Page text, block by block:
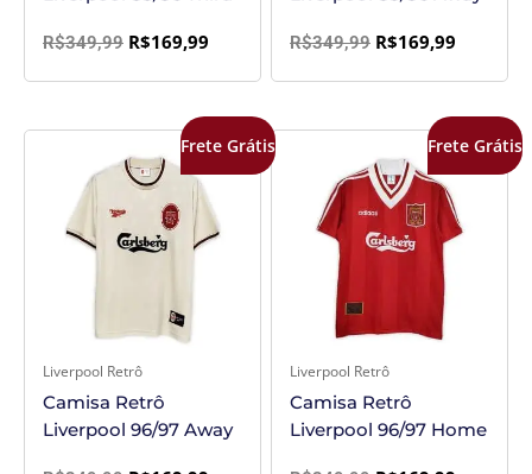
R$349,99 R$169,99 R$349,99 R$169,99
Frete Grátis
Liverpool Retrô
Camisa Retrô
Liverpool 96/97 Away
preço
original
era:
R$349,99.
O
é:
R$169,99.
Frete Grátis
Liverpool Retrô
Camisa Retrô
Liverpool 96/97 Home
preço
original
era:
R$349,99.
O
é: